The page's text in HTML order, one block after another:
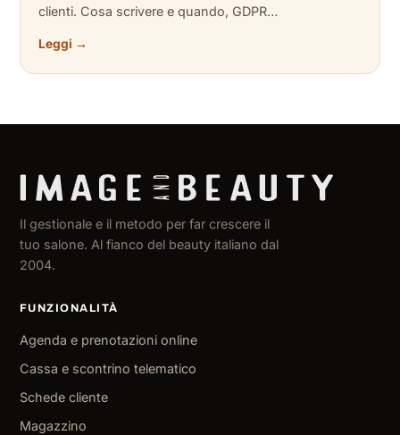
clienti. Cosa scrivere e quando, GDPR…
Leggi →
Il gestionale e il metodo per far crescere il
tuo salone. Al fianco del beauty italiano dal
2004.
FUNZIONALITÀ
Agenda e prenotazioni online
Cassa e scontrino telematico
Schede cliente
Magazzino